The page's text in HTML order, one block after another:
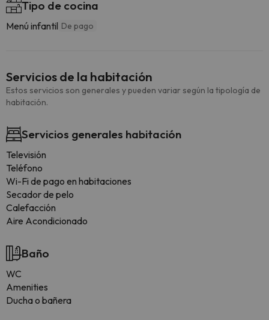
Tipo de cocina
Menú infantil De pago
Servicios de la habitación
Estos servicios son generales y pueden variar según la tipología de
habitación.
Servicios generales habitación
Televisión
Teléfono
Wi-Fi de pago en habitaciones
Secador de pelo
Calefacción
Aire Acondicionado
Baño
WC
Amenities
Ducha o bañera